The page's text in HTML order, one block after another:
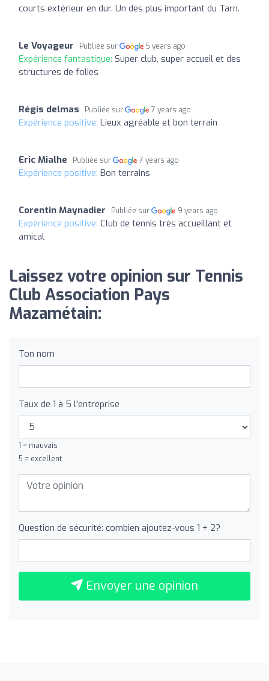
courts extérieur en dur. Un des plus important du Tarn.
Le Voyageur Publiée sur 5 years ago
Expérience fantastique: Super club, super accueil et des
structures de folies
Régis delmas Publiée sur 7 years ago
Expérience positive: Lieux agréable et bon terrain
Eric Mialhe Publiée sur 7 years ago
Expérience positive: Bon terrains
Corentin Maynadier Publiée sur 9 years ago
Expérience positive: Club de tennis très accueillant et
amical
Laissez votre opinion sur Tennis
Club Association Pays
Mazamétain:
Ton nom
Taux de 1 à 5 l'entreprise
1 = mauvais
5 = excellent
Question de sécurité: combien ajoutez-vous 1 + 2?
Envoyer une opinion